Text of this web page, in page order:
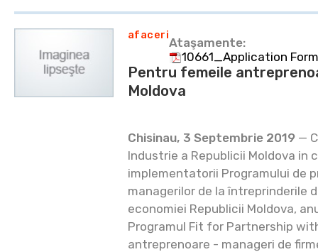
afaceri
Pentru femeile
Moldova
Chisinau, 3 Septembrie 2019 —
Industrie a Republicii Moldova in
implementatorii Programului de
managerilor de la întreprinderile
economiei Republicii Moldova,
Programul Fit for Partnership
antreprenoare - manageri de
Ataşamente:
10661_Application